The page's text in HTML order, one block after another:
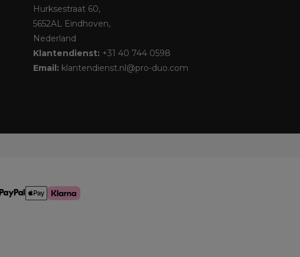
Hurksestraat 60,
5652AL Eindhoven,
Nederland
Klantendienst: +31 40 744 0598
Email: klantendienst.nl@pro-duo.com